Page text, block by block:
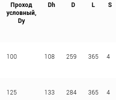
Проход
условный,
Dy
Dh D L S
100 108 259 365 4
125 133 284 365 4